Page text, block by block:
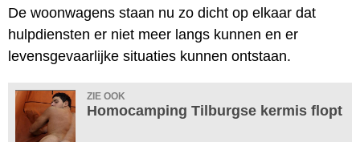
De woonwagens staan nu zo dicht op elkaar dat
hulpdiensten er niet meer langs kunnen en er
levensgevaarlijke situaties kunnen ontstaan.
ZIE OOK
Homocamping Tilburgse kermis flopt